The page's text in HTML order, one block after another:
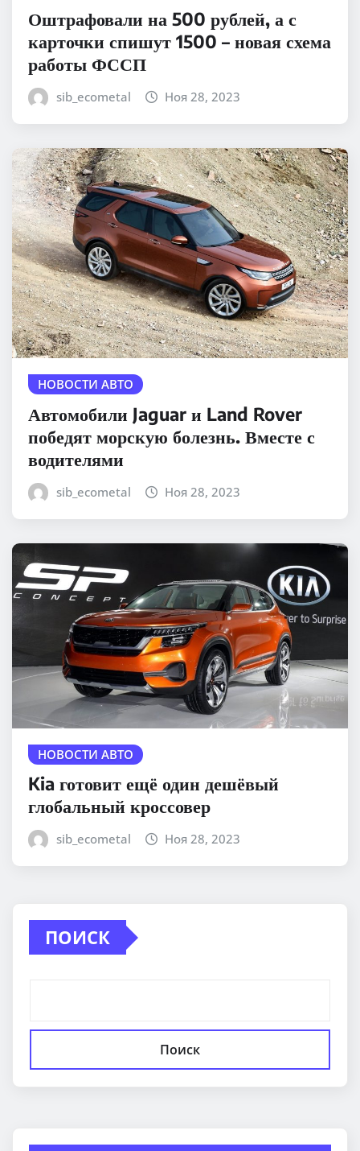
Оштрафовали на 500 рублей, а с
карточки спишут 1500 – новая схема
работы ФССП
sib_ecometal Ноя 28, 2023
НОВОСТИ АВТО
Автомобили Jaguar и Land Rover
победят морскую болезнь. Вместе с
водителями
sib_ecometal Ноя 28, 2023
НОВОСТИ АВТО
Kia готовит ещё один дешёвый
глобальный кроссовер
sib_ecometal Ноя 28, 2023
ПОИСК
Поиск